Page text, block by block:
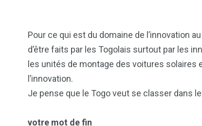
Pour ce qui est du domaine de l’innovation
d’être faits par les Togolais surtout par les
les unités de montage des voitures
l’innovation.
Je pense que le Togo veut se classer dans
votre mot de fin